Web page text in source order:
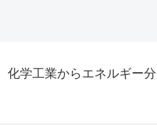
学工業からエネルギー分